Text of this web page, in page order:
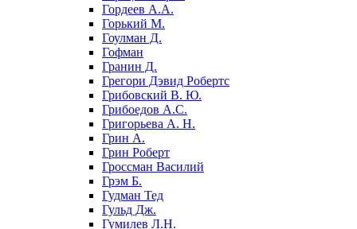
Гордеев А.А.
Горький М.
Гоулман Д.
Гофман
Гранин Д.
Грегори Дэвид Робертс
Грибовский В. Ю.
Грибоедов А.С.
Григорьева А. Н.
Грин А.
Грин Роберт
Гроссман Василий
Грэм Б.
Гудман Тед
Гульд Дж.
Гумилев Л.Н.